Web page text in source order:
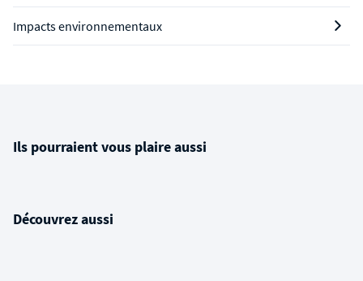
Impacts environnementaux
Ils pourraient vous plaire aussi
Découvrez aussi